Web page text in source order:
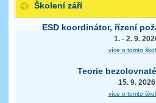
Školení září
ESD koordinátor, řízení
1. - 2. 9.
více o tomto
Teorie
15. 9. 2026
více o tomto